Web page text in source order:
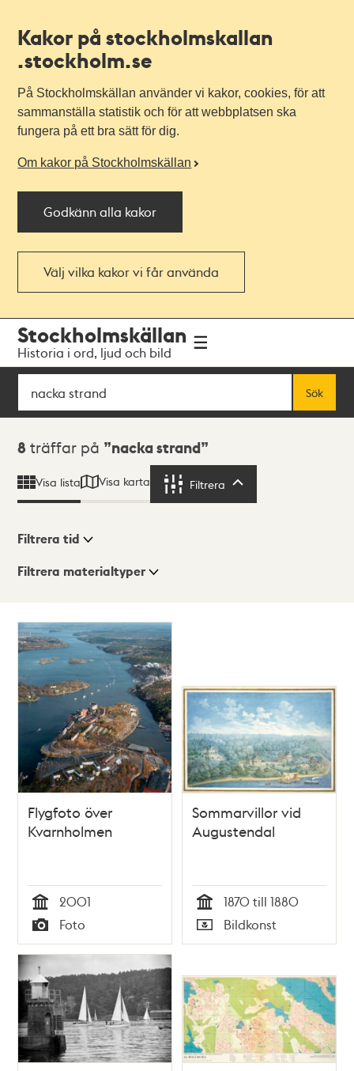
Kakor på stockholmskallan
.stockholm.se
På Stockholmskällan använder vi kakor, cookies, för att
sammanställa statistik och för att webbplatsen ska
fungera på ett bra sätt för dig.
Om kakor på Stockholmskällan
Godkänn alla kakor
Välj vilka kakor vi får använda
navigationen
huvudinnehållet
Stockholmskällan
Historia i ord, ljud och bild
Sök
Sök
Sökresultat
8 träffar på nacka strand
Visa lista Visa karta Filtrera
Visningsläge
Lista
Karta
Filtrera tid
Filtrera materialtyper
träffar
Flygfoto över
Kvarnholmen
Tid
2001
Typ
Foto
Sommarvillor vid
Augustendal
Tid
1870 till 1880
Typ
Bildkonst